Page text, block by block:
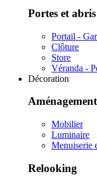
Portes et abris
Portail -
Clôture
Store
Véranda -
Décoration
Aménagement
Mobilier
Luminaire
Menuiserie
Relooking